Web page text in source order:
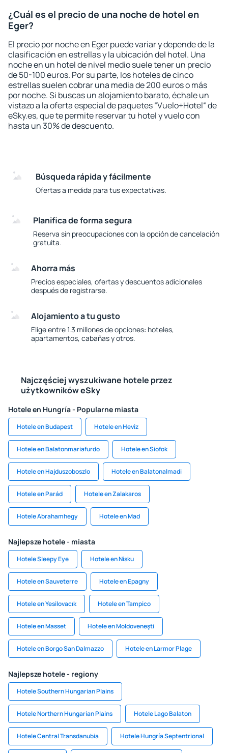
¿Cuál es el precio de una noche de hotel en
Eger?
El precio por noche en Eger puede variar y depende de la
clasificación en estrellas y la ubicación del hotel. Una
noche en un hotel de nivel medio suele tener un precio
de 50-100 euros. Por su parte, los hoteles de cinco
estrellas suelen cobrar una media de 200 euros o más
por noche. Si buscas un alojamiento barato, échale un
vistazo a la oferta especial de paquetes “Vuelo+Hotel“ de
eSky.es, que te permite reservar tu hotel y vuelo con
hasta un 30% de descuento.
Búsqueda rápida y fácilmente
Ofertas a medida para tus expectativas.
Planifica de forma segura
Reserva sin preocupaciones con la opción de cancelación
gratuita.
Ahorra más
Precios especiales, ofertas y descuentos adicionales
después de registrarse.
Alojamiento a tu gusto
Elige entre 1.3 millones de opciones: hoteles,
apartamentos, cabañas y otros.
Najczęściej wyszukiwane hotele przez
użytkowników eSky
Hotele en Hungría - Popularne miasta
Hotele en Budapest Hotele en Heviz
Hotele en Balatonmariafurdo Hotele en Siofok
Hotele en Hajduszoboszlo Hotele en Balatonalmadi
Hotele en Parád Hotele en Zalakaros
Hotele Abrahamhegy Hotele en Mad
Najlepsze hotele - miasta
Hotele Sleepy Eye Hotele en Nisku
Hotele en Sauveterre Hotele en Epagny
Hotele en Yesilovacık Hotele en Tampico
Hotele en Masset Hotele en Moldoveneşti
Hotele en Borgo San Dalmazzo Hotele en Larmor Plage
Najlepsze hotele - regiony
Hotele Southern Hungarian Plains
Hotele Northern Hungarian Plains Hotele Lago Balaton
Hotele Central Transdanubia Hotele Hungría Septentrional